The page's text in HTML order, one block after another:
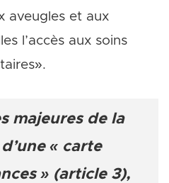
aveugles et aux
l’accès aux soins
majeures de la
« carte
» (article 3),